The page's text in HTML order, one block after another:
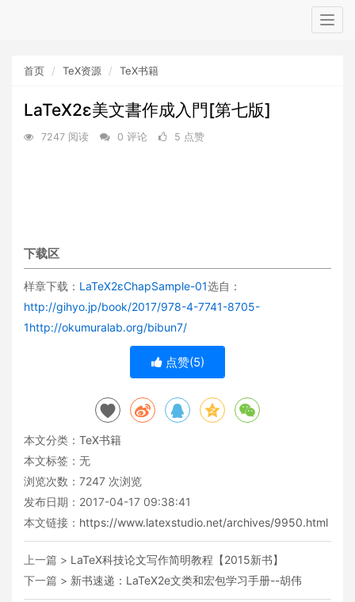
首页 TeX资源 TeX书籍
LaTeX2ε美文書作成入門[第七版]
7247 阅读 0 评论 5 点赞
下载区
样章下载： LaTeX2εChapSample-01选自：
http://gihyo.jp/book/2017/978-4-7741-8705-
1http://okumuralab.org/bibun7/
点赞(5)
本文分类： TeX书籍
本文标签：无
浏览次数： 7247 次浏览
发布日期：2017-04-17 09:38:41
本文链接： https://www.latexstudio.net/archives/9950.html
上一篇 > LaTeX科技论文写作简明教程【2015新书】
下一篇 > 新书速递：LaTeX2e文类和宏包学习手册--胡伟